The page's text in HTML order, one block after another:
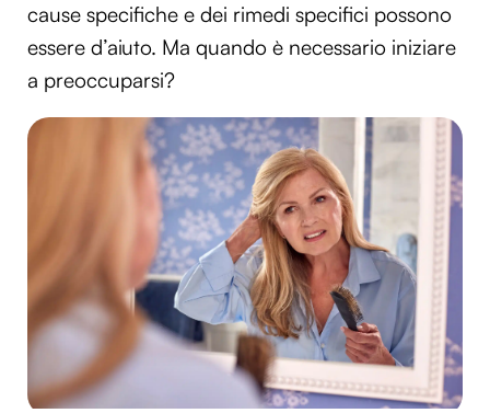
cause specifiche e dei rimedi specifici possono
essere d’aiuto. Ma quando è necessario iniziare
a preoccuparsi?